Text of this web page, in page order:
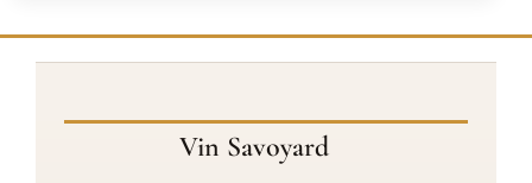
Vin Savoyard